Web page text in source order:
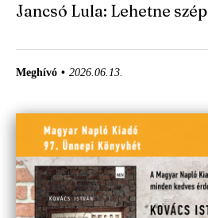
Jancsó Lula: Lehetne szép
Meghívó 2026.06.13.